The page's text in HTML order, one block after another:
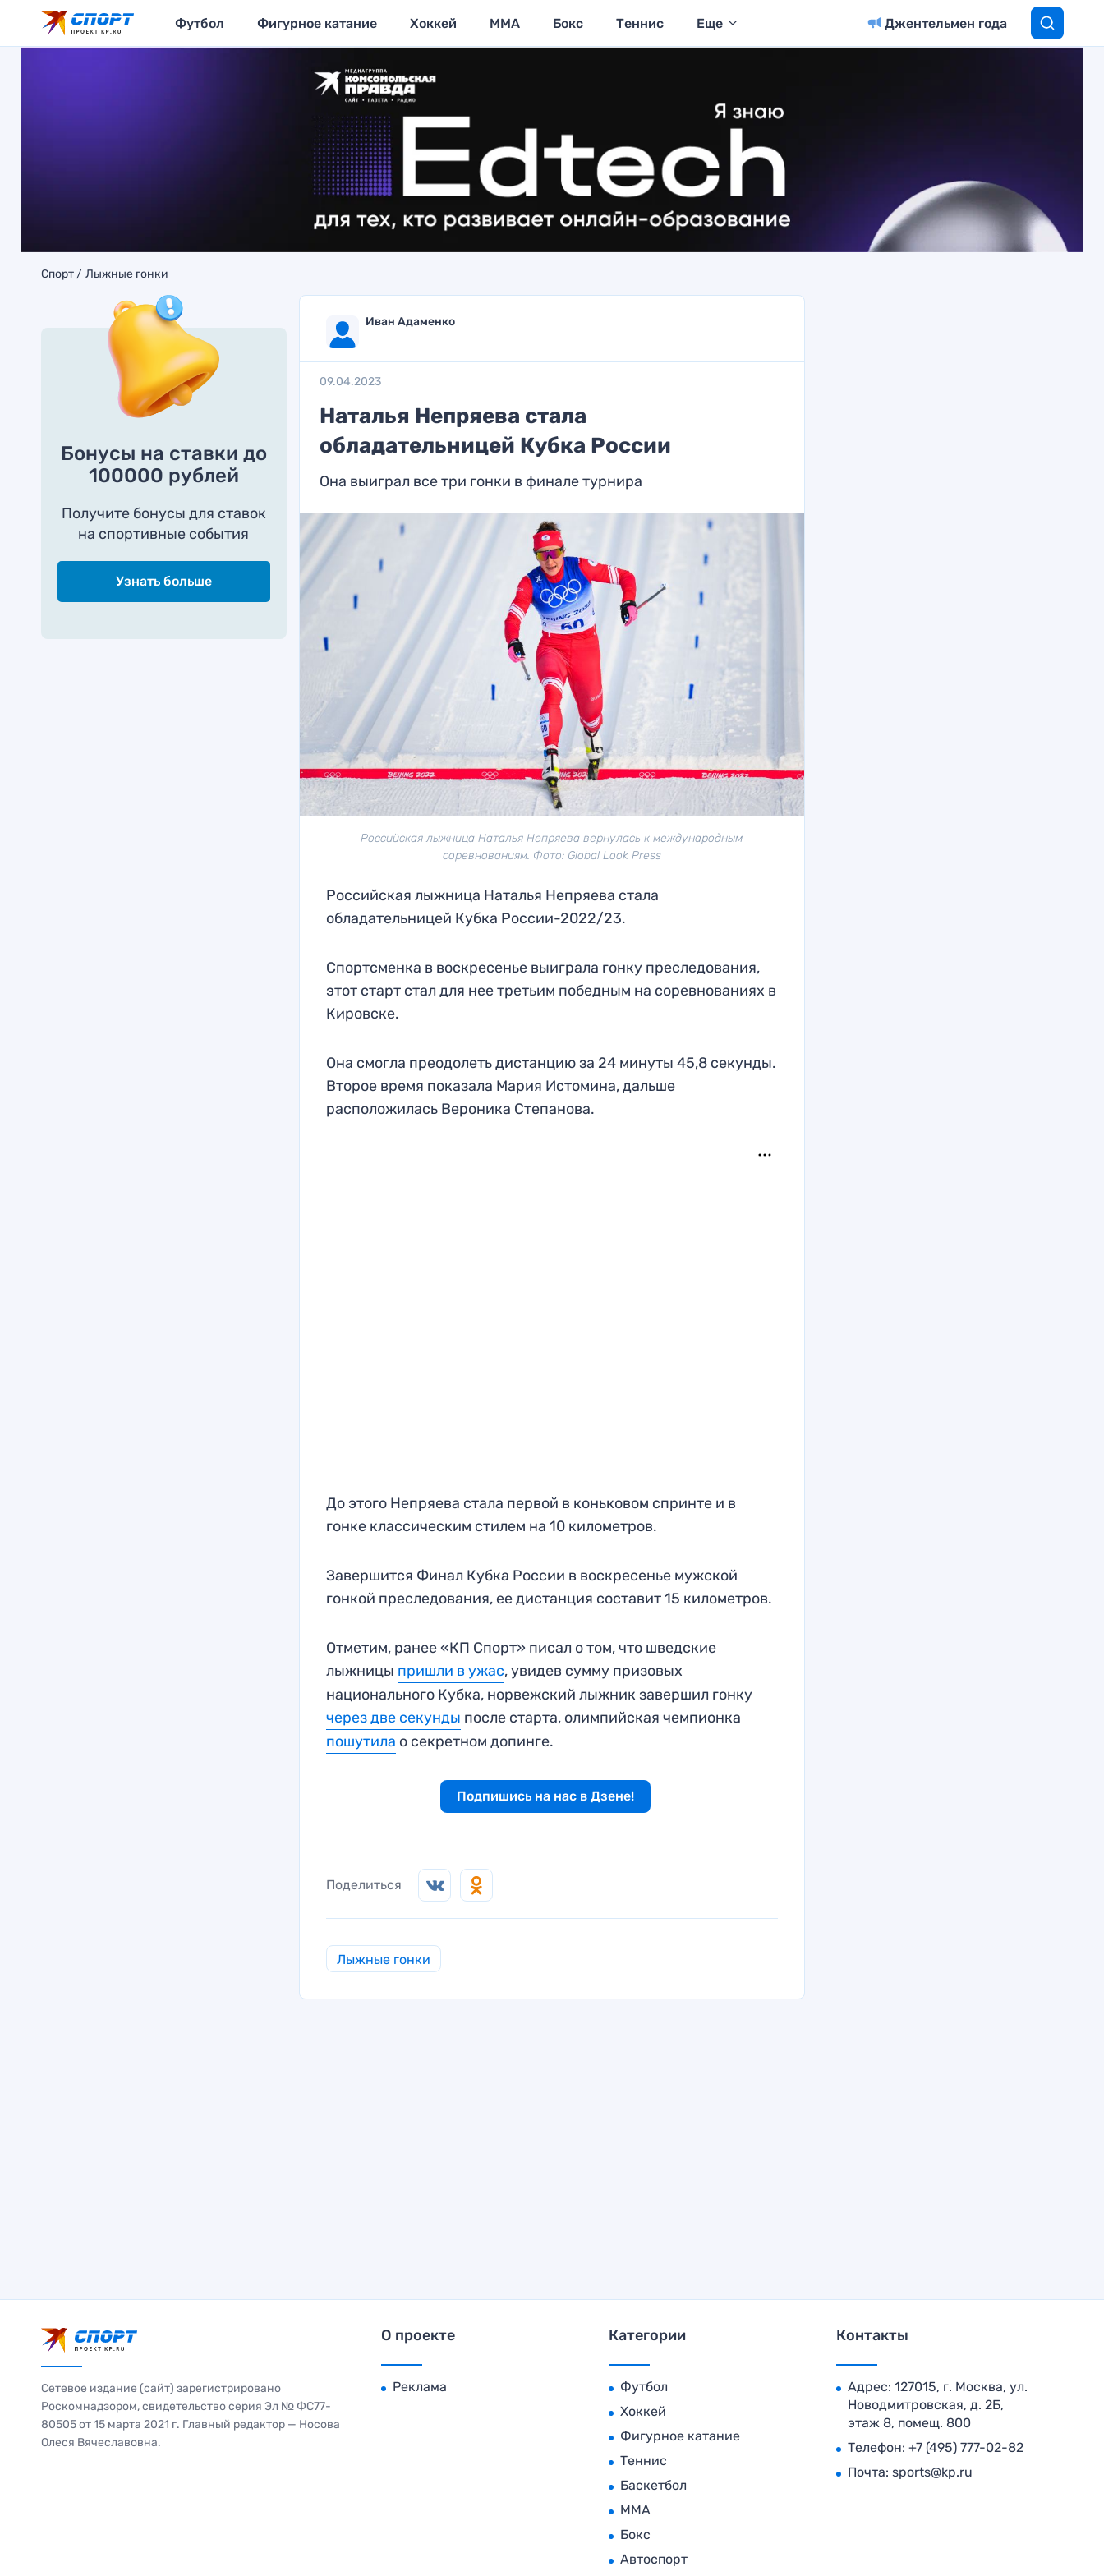
Футбол Фигурное катание Хоккей MMA Бокс Теннис Еще Джентельмен года
Спорт Лыжные гонки
Бонусы на ставки до
100000 рублей
Получите бонусы для ставок
на спортивные события
Узнать больше
Иван Адаменко
09.04.2023
Наталья Непряева стала
обладательницей Кубка России
Она выиграл все три гонки в финале турнира
Российская лыжница Наталья Непряева вернулась к международным
соревнованиям. Фото: Global Look Press
Российская лыжница Наталья Непряева стала
обладательницей Кубка России-2022/23.
Спортсменка в воскресенье выиграла гонку преследования,
этот старт стал для нее третьим победным на соревнованиях в
Кировске.
Она смогла преодолеть дистанцию за 24 минуты 45,8 секунды.
Второе время показала Мария Истомина, дальше
расположилась Вероника Степанова.
До этого Непряева стала первой в коньковом спринте и в
гонке классическим стилем на 10 километров.
Завершится Финал Кубка России в воскресенье мужской
гонкой преследования, ее дистанция составит 15 километров.
Отметим, ранее «КП Спорт» писал о том, что шведские
лыжницы пришли в ужас, увидев сумму призовых
национального Кубка, норвежский лыжник завершил гонку
через две секунды после старта, олимпийская чемпионка
пошутила о секретном допинге.
Подпишись на нас в Дзене!
Поделиться
Лыжные гонки
Сетевое издание (сайт) зарегистрировано
Роскомнадзором, свидетельство серия Эл № ФС77-
80505 от 15 марта 2021 г. Главный редактор — Носова
Олеся Вячеславовна.
О проекте
Реклама
Категории
Футбол
Хоккей
Фигурное катание
Теннис
Баскетбол
MMA
Бокс
Автоспорт
Контакты
Адрес: 127015, г. Москва, ул.
Новодмитровская, д. 2Б,
этаж 8, помещ. 800
Телефон: +7 (495) 777-02-82
Почта: sports@kp.ru